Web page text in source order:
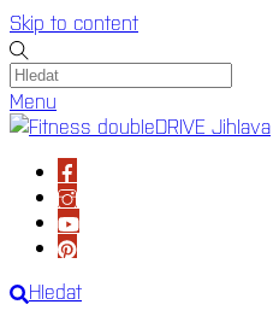
Skip to content
Menu
Hledat